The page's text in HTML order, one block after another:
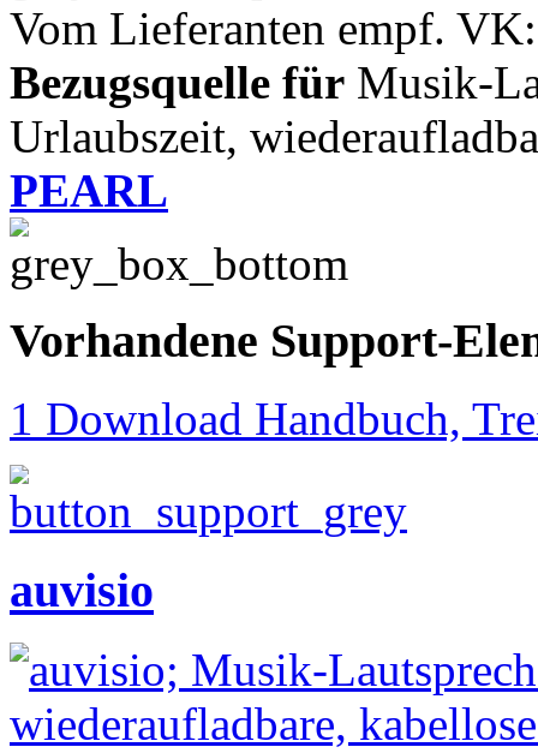
Vom Lieferanten empf.
Bezugsquelle für Musik-
Urlaubszeit,
PEARL
Vorhandene Support-
1 Download Handbuch,
auvisio